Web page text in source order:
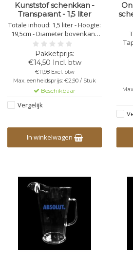
Kunststof schenkkan -
Transparant - 1,5 liter
Totale inhoud: 1,5 liter - Hoogte:
19,5cm - Diameter bovenkant:
12,5cm (zonder schenktuit) -
Diameter onderkant: 11cm -
Kleur: transparant - Kunststof
Polypropyleen - Niet Stapelbaar
- Herbruikbaar -
Vaatwasbestendig -
Bedrukbaar - Breekbaar
€14,50 Incl. btw
€11,98 Excl. btw
Max. eenheidsprijs: €2,90 / Stuk
Beschikbaar
Vergelijk
In winkelwagen